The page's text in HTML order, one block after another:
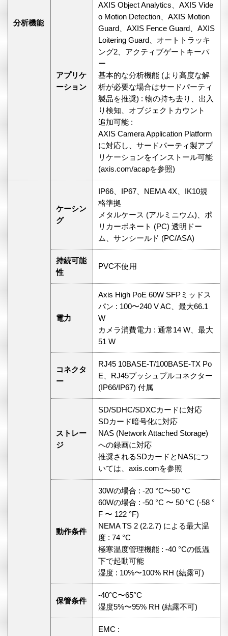
分析機能
アプリケ
ーション
AXIS Object Analytics、AXIS Vide
o Motion Detection、AXIS Motion
Guard、AXIS Fence Guard、AXIS
Loitering Guard、オートトラッキ
ング2、アクティブゲートキーパ
ー
基本的な分析機能 (より高度な解
析が必要な場合はサードパーティ
製品を推奨) : 物の持ち去り、出入
り検知、オブジェクトカウント
追加可能 :
AXIS Camera Application Platform
に対応し、サードパーティ製アプ
リケーションをインストール可能
(axis.com/acapを参照)
ケーシン
グ
IP66、IP67、NEMA 4X、IK10規
格準拠
メタルケース (アルミニウム)、ポ
リカーボネート (PC) 透明ドー
ム、サンシールド (PC/ASA)
持続可能
性
PVC不使用
電力
Axis High PoE 60W SFPミッドス
パン : 100〜240 V AC、最大66.1
W
カメラ消費電力 : 通常14 W、最大
51 W
コネクタ
ー
RJ45 10BASE-T/100BASE-TX Po
E、RJ45プッシュプルコネクター
(IP66/IP67) 付属
ストレー
ジ
SD/SDHC/SDXCカードに対応
SDカード暗号化に対応
NAS (Network Attached Storage)
への録画に対応
推奨されるSDカードとNASにつ
いては、axis.comを参照
動作条件
30Wの場合 : -20 °C〜50 °C
60Wの場合 : -50 °C 〜 50 °C (-58 °
F 〜 122 °F)
NEMA TS 2 (2.2.7) による最大温
度 : 74 °C
極寒温度管理機能 : -40 °Cの低温
下で起動可能
湿度 : 10%〜100% RH (結露可)
保管条件
-40°C〜65°C
湿度5%〜95% RH (結露不可)
EMC :